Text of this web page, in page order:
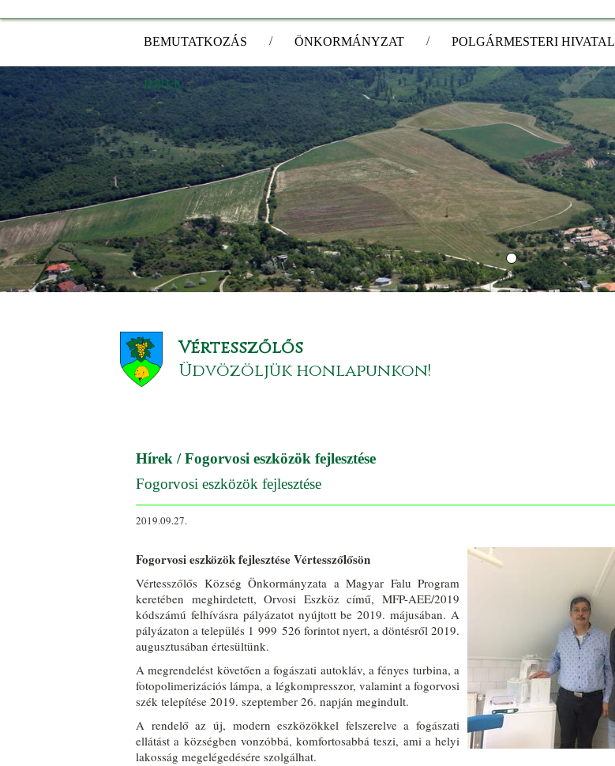
BEMUTATKOZÁS / ÖNKORMÁNYZAT / POLGÁRMESTERI HIVATAL
HÍREK
Vértesszőlős
Üdvözöljük honlapunkon!
Hírek / Fogorvosi eszközök fejlesztése
Fogorvosi eszközök fejlesztése
2019.09.27.
Fogorvosi eszközök fejlesztése Vértesszőlősön
Vértesszőlős Község Önkormányzata a Magyar Falu Program
keretében meghirdetett, Orvosi Eszköz című, MFP-AEE/2019
kódszámú felhívásra pályázatot nyújtott be 2019. májusában. A
pályázaton a település 1 999 526 forintot nyert, a döntésről 2019.
augusztusában értesültünk.
A megrendelést követően a fogászati autokláv, a fényes turbina, a
fotopolimerizációs lámpa, a légkompresszor, valamint a fogorvosi
szék telepítése 2019. szeptember 26. napján megindult.
A rendelő az új, modern eszközökkel felszerelve a fogászati
ellátást a községben vonzóbbá, komfortosabbá teszi, ami a helyi
lakosság megelégedésére szolgálhat.